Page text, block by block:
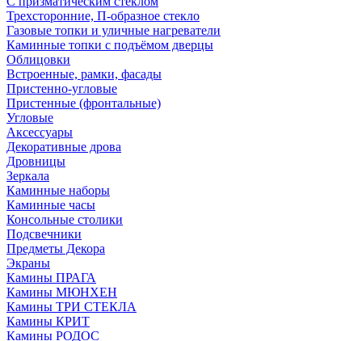
Трехсторонние, П-образное стекло
Газовые топки и уличные нагреватели
Каминные топки с подъёмом дверцы
Облицовки
Встроенные, рамки, фасады
Пристенно-угловые
Пристенные (фронтальные)
Угловые
Аксессуары
Декоративные дрова
Дровницы
Зеркала
Каминные наборы
Каминные часы
Консольные столики
Подсвечники
Предметы Декора
Экраны
Камины ПРАГА
Камины МЮНХЕН
Камины ТРИ СТЕКЛА
Камины КРИТ
Камины РОДОС